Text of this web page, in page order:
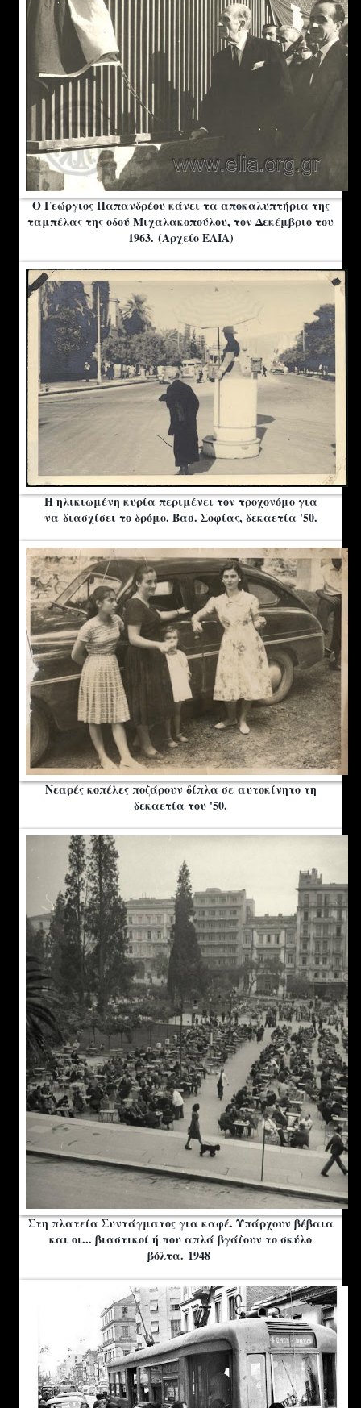
Ο Γεώργιος Παπανδρέου κάνει τα αποκαλυπτήρια της
ταμπέλας της οδού Μιχαλακοπούλου, τον Δεκέμβριο του
1963. (Αρχείο ΕΛΙΑ)
Η ηλικιωμένη κυρία περιμένει τον τροχονόμο για
να διασχίσει το δρόμο. Βασ. Σοφίας, δεκαετία '50.
Νεαρές κοπέλες ποζάρουν δίπλα σε αυτοκίνητο τη
δεκαετία του '50.
Στη πλατεία Συντάγματος για καφέ. Υπάρχουν βέβαια
και οι... βιαστικοί ή που απλά βγάζουν το σκύλο
βόλτα. 1948